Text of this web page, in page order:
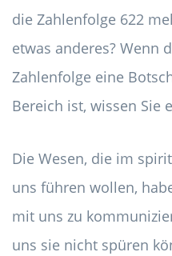
die Zahlenfolge 622
etwas anderes? Wenn
Zahlenfolge eine
Bereich ist, wissen Sie
Die Wesen, die im
uns führen wollen,
mit uns zu
uns sie nicht spüren